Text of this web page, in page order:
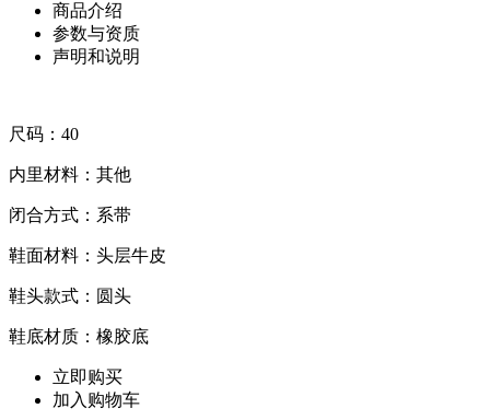
商品介绍
参数与资质
声明和说明
尺码：40
内里材料：其他
闭合方式：系带
鞋面材料：头层牛皮
鞋头款式：圆头
鞋底材质：橡胶底
立即购买
加入购物车